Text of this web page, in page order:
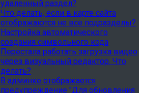
удаленный раздел?
Что делать, если в карте сайта
отображаются не все подразделы?
Настройка автоматического
создания символьного кода
Перестала работать загрузка видео
через визуальный редактор. Что
делать?
В админке отображается
предупреждение "Для обновления